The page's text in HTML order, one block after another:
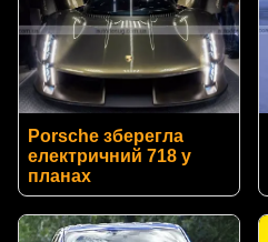
Porsche зберегла
електричний 718 у
планах